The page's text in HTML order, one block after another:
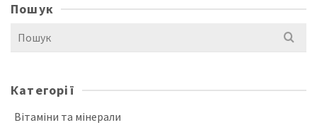
Пошук
Search
for:
Категорії
Вітаміни та мінерали